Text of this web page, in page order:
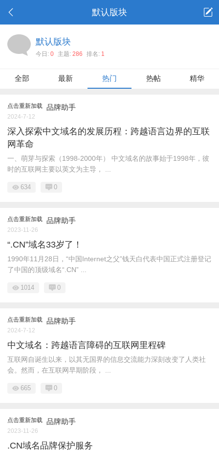
默认版块
默认版块
今日: 0 主题: 286 排名: 1
全部 最新 热门 热帖 精华
点击重新加载 品牌助手
2024-7-12
深入探索中文域名的发展历程：跨越语言边界的互联
网革命
一、萌芽与探索（1998-2000年） 中文域名的故事始于1998年，彼
时的互联网主要以英文为主导， ...
634 0
点击重新加载 品牌助手
2023-11-26
“.CN”域名33岁了！
1990年11月28日，“中国Internet之父”钱天白代表中国正式注册登记
了中国的顶级域名“.CN” ...
1014 0
点击重新加载 品牌助手
2024-7-12
中文域名：跨越语言障碍的互联网里程碑
互联网自诞生以来，以其无国界的信息交流能力深刻改变了人类社
会。然而，在互联网早期阶段， ...
665 0
点击重新加载 品牌助手
2023-11-26
.CN域名品牌保护服务